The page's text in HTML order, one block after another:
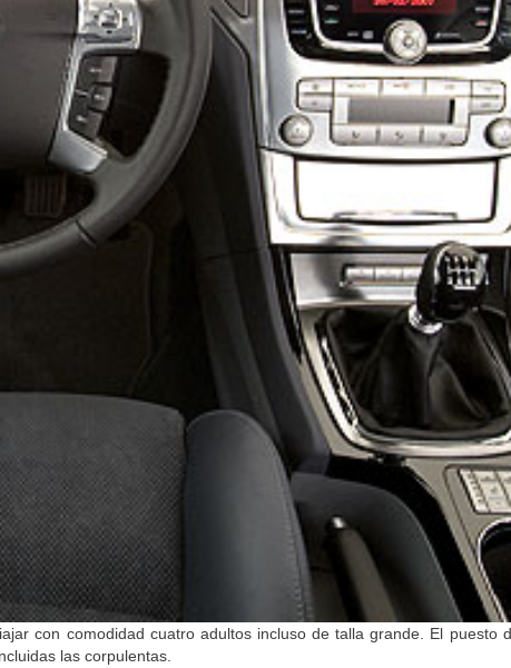
con comodidad cuatro adultos incluso de talla grande. El puesto